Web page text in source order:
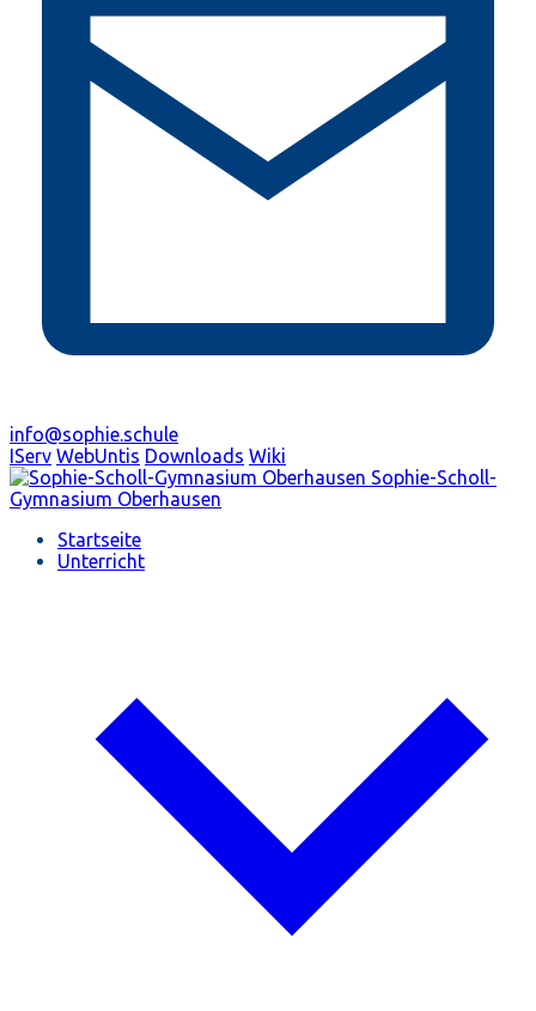
info@sophie.schule
IServ WebUntis Downloads Wiki
Sophie-Scholl-
Gymnasium Oberhausen
Startseite
Unterricht